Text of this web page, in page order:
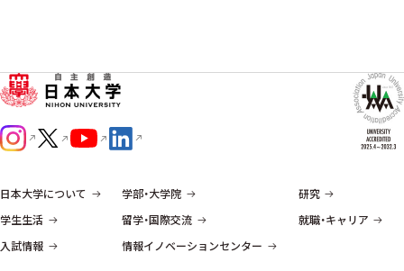
日本大学について 学部・大学院
研究
学生生活
留学・国際交流
就職・キャリア
入試情報
情報イノベーションセンター